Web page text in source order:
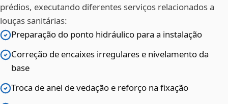
prédios, executando diferentes serviços relacionados a
louças sanitárias:
Preparação do ponto hidráulico para a instalação
Correção de encaixes irregulares e nivelamento da
base
Troca de anel de vedação e reforço na fixação